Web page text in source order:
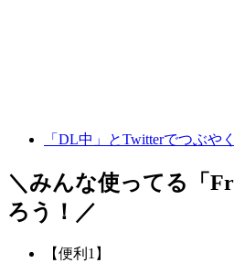
「DL中」とTwitterでつぶやく
＼みんな使ってる「
ろう！／
【便利1】